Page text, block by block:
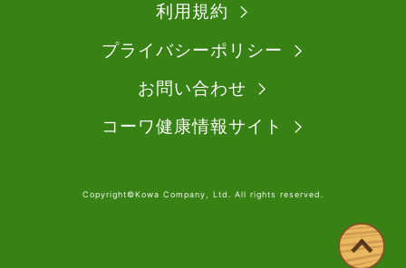
利用規約
プライバシーポリシー
お問い合わせ
コーワ健康情報サイト
Copyright©Kowa Company, Ltd. All rights reserved.